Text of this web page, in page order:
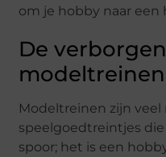
om je hobby naar een
De
modeltreinen
Modeltreinen zijn veel
speelgoedtreintjes
spoor; het is een